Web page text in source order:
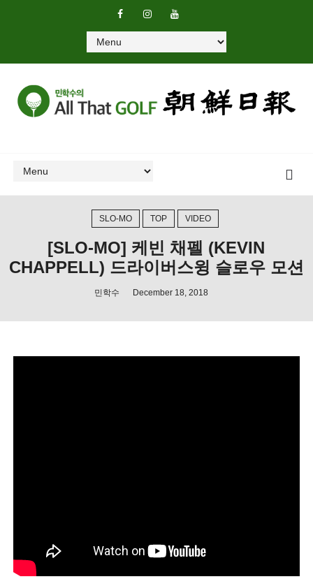
SLO-MO TOP VIDEO
[SLO-MO] 케빈 채펠 (KEVIN
CHAPPELL) 드라이버스윙 슬로우 모션
민학수 December 18, 2018